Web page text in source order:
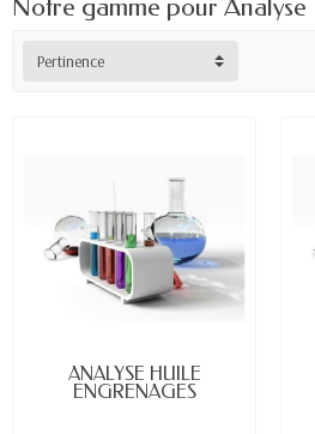
Notre gamme pour Analyse
Pertinence
DISPONIBLE
ANALYSE HUILE
ENGRENAGES